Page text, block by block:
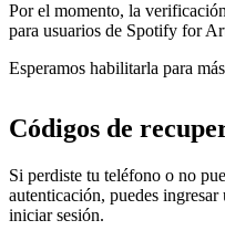
Por el momento, la
para usuarios de Spotify for
Esperamos habilitarla para
Códigos de
Si perdiste tu teléfono o no
autenticación, puedes
iniciar sesión.